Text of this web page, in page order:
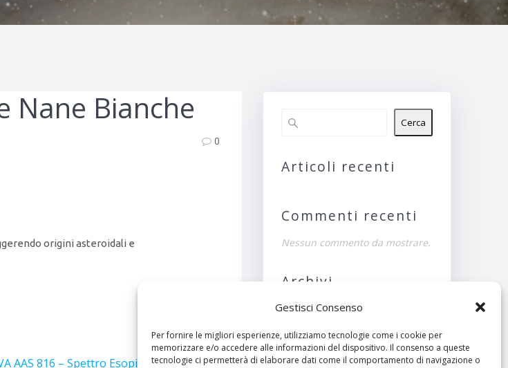
Gestisci Consenso
Per fornire le migliori esperienze, utilizziamo tecnologie come i cookie per
memorizzare e/o accedere alle informazioni del dispositivo. Il consenso a queste
tecnologie ci permetterà di elaborare dati come il comportamento di navigazione o
Nane Bianche
0
origini asteroidali e
Successivo:
AAS 816 – Spettro Esopianeta 51 Pegasi
Cerca
Articoli recenti
Commenti recenti
Nessun commento da mostrare.
Archivi
Nessun archivio da
Categorie